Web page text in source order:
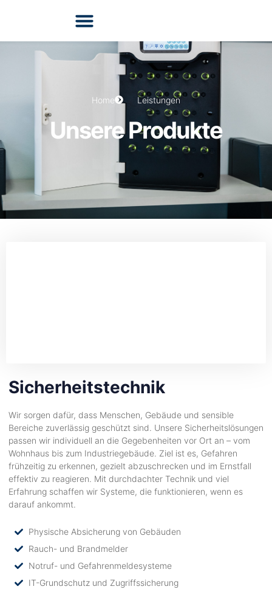
Home Leistungen
Unsere Produkte
Sicherheitstechnik
Wir sorgen dafür, dass Menschen, Gebäude und sensible
Bereiche zuverlässig geschützt sind. Unsere Sicherheitslösungen
passen wir individuell an die Gegebenheiten vor Ort an – vom
Wohnhaus bis zum Industriegebäude. Ziel ist es, Gefahren
frühzeitig zu erkennen, gezielt abzuschrecken und im Ernstfall
effektiv zu reagieren. Mit durchdachter Technik und viel
Erfahrung schaffen wir Systeme, die funktionieren, wenn es
darauf ankommt.
Physische Absicherung von Gebäuden
Rauch- und Brandmelder
Notruf- und Gefahrenmeldesysteme
IT-Grundschutz und Zugriffssicherung